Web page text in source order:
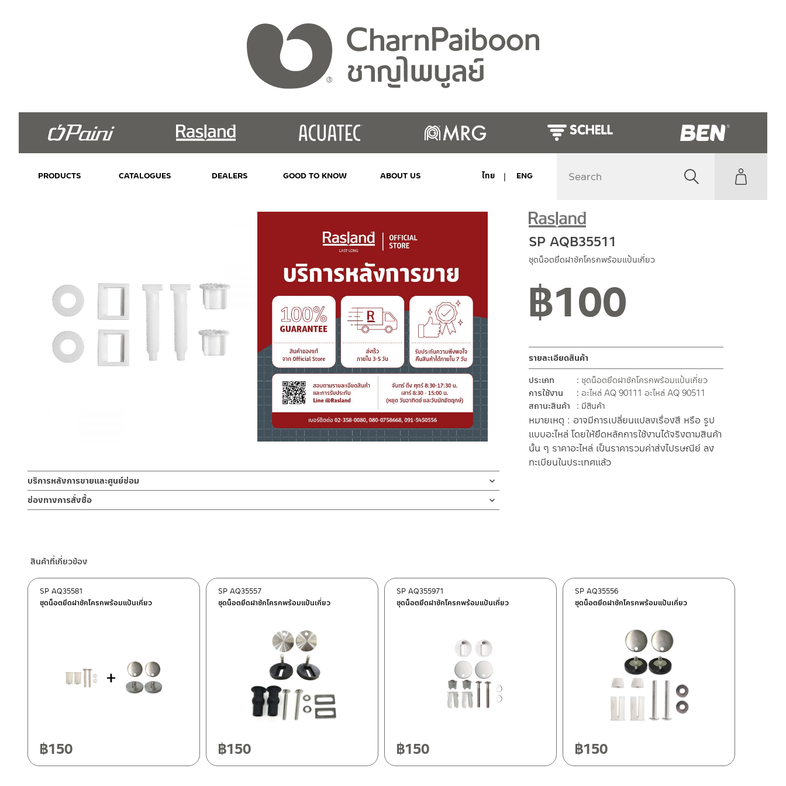
PRODUCTS CATALOGUES DEALERS GOOD TO KNOW ABOUT US ไทย ENG
SP AQB35511
ชุดน็อตยึดฝาชักโครกพร้อมแป้นเกี่ยว
฿100
รายละเอียดสินค้า
ประเภท
ชุดน็อตยึดฝาชักโครกพร้อมแป้นเกี่ยว
การใช้งาน
อะไหล่ AQ 90111 อะไหล่ AQ 90511
สถานะสินค้า
มีสินค้า
หมายเหตุ : อาจมีการเปลี่ยนแปลงเรื่องสี หรือ รูป
แบบอะไหล่ โดยให้ยึดหลักการใช้งานได้จริงตามสินค้า
นั้น ๆ ราคาอะไหล่ เป็นราคารวมค่าส่งไปรษณีย์ ลง
ทะเบียนในประเทศแล้ว
บริการหลังการขายและศูนย์ซ่อม
ช่องทางออนไลน์
– Email: contact@charnpaiboon.com
662/61-62 ถนน พระราม3 แขวงบางโพงพาง เขตยานนาวา กรุงเทพฯ 10120
โทร: 02-358-0080 / 080-075-8668 / 091-545-0556
โทร: 080-075-2626
ช่องทางการสั่งซื้อ
– Shopee
–Lazada
ติดต่อพนักงานขาย / Contact Sales Staff
โทร: 02-285-5795
สินค้าที่เกี่ยวข้อง
ชุดน็อตยึดฝาชักโครกพร้อมแป้นเกี่ยว
SP AQ35581
฿150
ชุดน็อตยึดฝาชักโครกพร้อมแป้นเกี่ยว
SP AQ35557
฿150
ชุดน็อตยึดฝาชักโครกพร้อมแป้นเกี่ยว
SP AQ355971
฿150
ชุดน็อตยึดฝาชักโครกพร้อมแป้นเกี่ยว
SP AQ35556
฿150